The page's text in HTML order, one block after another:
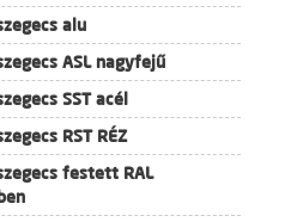
alu
ASL nagyfejű
SST acél
RST RÉZ
festett RAL